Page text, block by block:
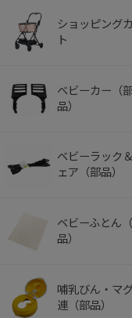
ショッピング
ト
ベビーカー（
品）
ベビーラック
ェア（部品）
ベビーふとん
品）
哺乳びん・マ
連（部品）